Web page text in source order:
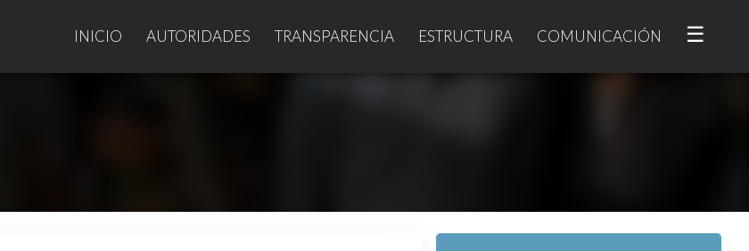
INICIO AUTORIDADES TRANSPARENCIA ESTRUCTURA COMUNICACIÓN ☰